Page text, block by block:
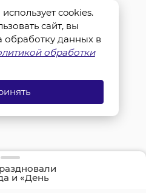
и «День
cookies.
сайт, вы
обработку данных в
обработки